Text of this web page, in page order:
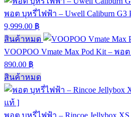
พอต บุหรี่ไฟฟ้า – Uwell Caliburn G3
9,999.00 ฿
สินค้าหมด
VOOPOO Vmate Max Pod Kit – พอ
890.00 ฿
สินค้าหมด
พอต บุหรี่ไฟฟ้า – Rincoe Jellybox XS